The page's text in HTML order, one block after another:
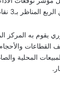
بـ3 نقاط.
يقوم به المركز
القطاعات
المحلية